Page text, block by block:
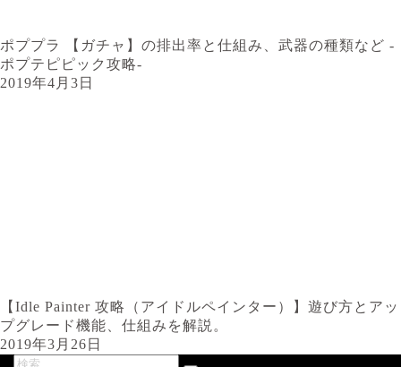
ポププラ 【ガチャ】の排出率と仕組み、武器の種類など -
ポプテピピック攻略-
2019年4月3日
【Idle Painter 攻略（アイドルペインター）】遊び方とアッ
プグレード機能、仕組みを解説。
2019年3月26日